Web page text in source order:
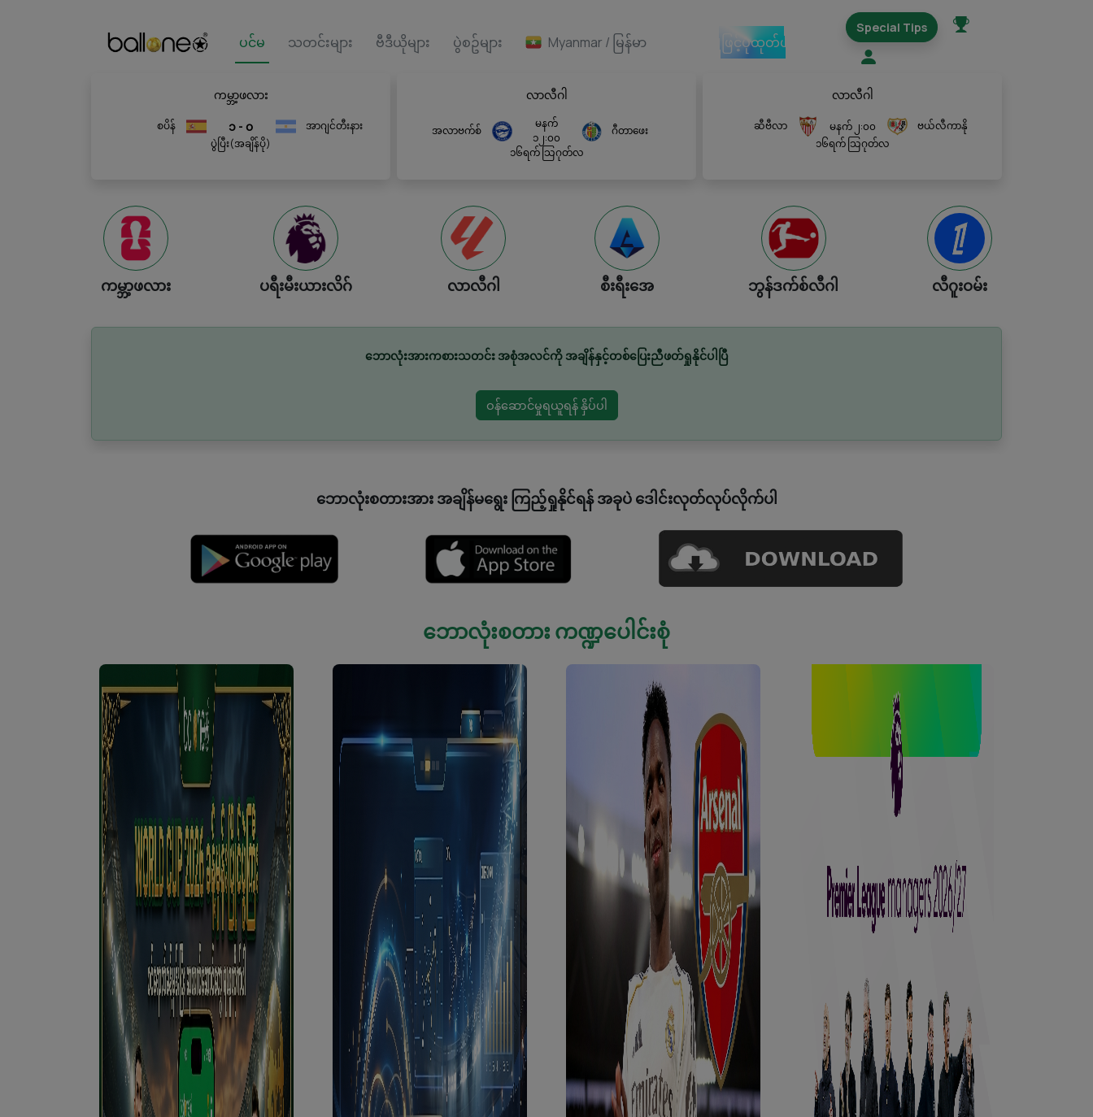
ပင်မ သတင်းများ ဗီဒီယိုများ ပွဲစဥ်များ Myanmar / မြန်မာ Ai ဖြင့်ပုံထုတ်ယူမည်
Special Tips
ကမ္ဘာ့ဖလား
စပိန် ၁ - ၀
အာဂျင်တီးနား
ပွဲပြီး(အချိန်ပို)
လာလီဂါ
အလာဗက်စ်
မနက်
၁၂:၀၀
ဂီတာဖေး
၁၆ရက် သြဂုတ်လ
လာလီဂါ
ဆီဗီလာ မနက် ၂:၀၀
ဗယ်လီကာနို
၁၆ရက် သြဂုတ်လ
ကမ္ဘာ့ဖလား ပရီးမီးယားလိဂ် လာလီဂါ စီးရီးအေ ဘွန်ဒက်စ်လီဂါ လီဂူးဝမ်း
ဘောလုံးအားကစားသတင်း အစုံအလင်ကို အချိန်နှင့်တစ်ပြေးညီဖတ်ရှုနိုင်ပါပြီ
ဝန်ဆောင်မှုရယူရန် နှိပ်ပါ
ဘောလုံးစတားအား အချိန်မရွေး ကြည့်ရှုနိုင်ရန် အခုပဲ ဒေါင်းလုတ်လုပ်လိုက်ပါ
ဘောလုံးစတား ကဏ္ဍပေါင်းစုံ